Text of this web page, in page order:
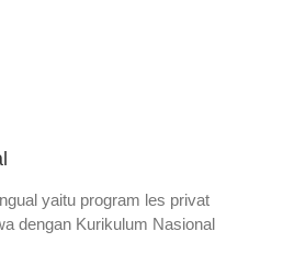
yaitu program les privat
dengan Kurikulum Nasional